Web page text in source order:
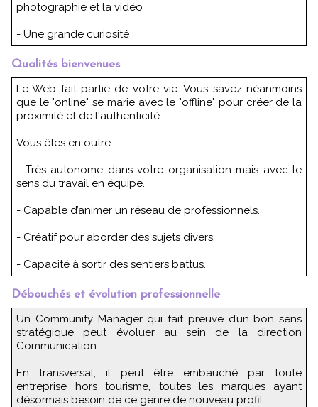
photographie et la vidéo
- Une grande curiosité
Qualités bienvenues
Le Web fait partie de votre vie. Vous savez néanmoins
que le "online" se marie avec le "offline" pour créer de la
proximité et de l'authenticité.
Vous êtes en outre :
- Très autonome dans votre organisation mais avec le
sens du travail en équipe.
- Capable d’animer un réseau de professionnels.
- Créatif pour aborder des sujets divers.
- Capacité à sortir des sentiers battus.
Débouchés et évolution professionnelle
Un Community Manager qui fait preuve d’un bon sens
stratégique peut évoluer au sein de la direction
Communication.
En transversal, il peut être embauché par toute
entreprise hors tourisme, toutes les marques ayant
désormais besoin de ce genre de nouveau profil.